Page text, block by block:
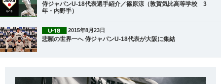
侍ジャパンU-18代表選手紹介／篠原涼（敦賀気比高等学校 3
年・内野手）
2015年8月23日
悲願の世界一へ 侍ジャパンU-18代表が大阪に集結